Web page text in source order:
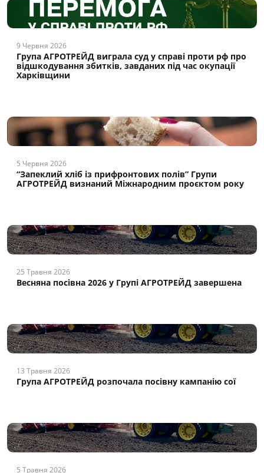
9 Червня 2026
Група АГРОТРЕЙД виграла суд у справі проти рф про
відшкодування збитків, завданих під час окупації
Харківщини
5 Червня 2026
“Запеклий хліб із прифронтових полів” Групи
АГРОТРЕЙД визнаний Міжнародним проєктом року
25 Травня 2026
Весняна посівна 2026 у Групі АГРОТРЕЙД завершена
13 Травня 2026
Група АГРОТРЕЙД розпочала посівну кампанію сої
5 Травня 2026